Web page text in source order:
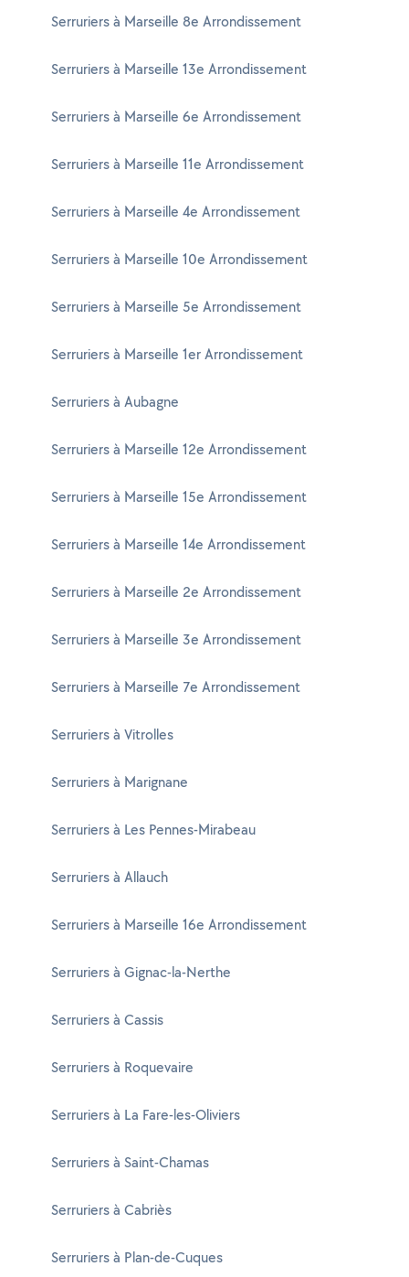
Serruriers à Marseille 8e Arrondissement
Serruriers à Marseille 13e Arrondissement
Serruriers à Marseille 6e Arrondissement
Serruriers à Marseille 11e Arrondissement
Serruriers à Marseille 4e Arrondissement
Serruriers à Marseille 10e Arrondissement
Serruriers à Marseille 5e Arrondissement
Serruriers à Marseille 1er Arrondissement
Serruriers à Aubagne
Serruriers à Marseille 12e Arrondissement
Serruriers à Marseille 15e Arrondissement
Serruriers à Marseille 14e Arrondissement
Serruriers à Marseille 2e Arrondissement
Serruriers à Marseille 3e Arrondissement
Serruriers à Marseille 7e Arrondissement
Serruriers à Vitrolles
Serruriers à Marignane
Serruriers à Les Pennes-Mirabeau
Serruriers à Allauch
Serruriers à Marseille 16e Arrondissement
Serruriers à Gignac-la-Nerthe
Serruriers à Cassis
Serruriers à Roquevaire
Serruriers à La Fare-les-Oliviers
Serruriers à Saint-Chamas
Serruriers à Cabriès
Serruriers à Plan-de-Cuques